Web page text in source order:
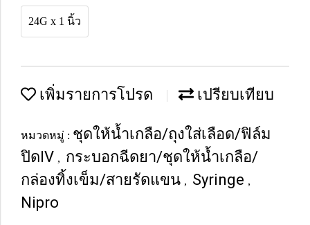
24G x 1 นิ้ว
เพิ่มรายการโปรด เปรียบเทียบ
หมวดหมู่ : ชุดให้น้ำเกลือ/ถุงใส่เลือด/ฟิล์ม
ปิดIV , กระบอกฉีดยา/ชุดให้น้ำเกลือ/
กล่องทิ้งเข็ม/สายรัดแขน , Syringe ,
Nipro